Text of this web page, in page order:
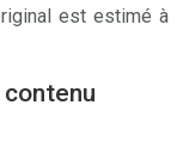
est estimé à
contenu